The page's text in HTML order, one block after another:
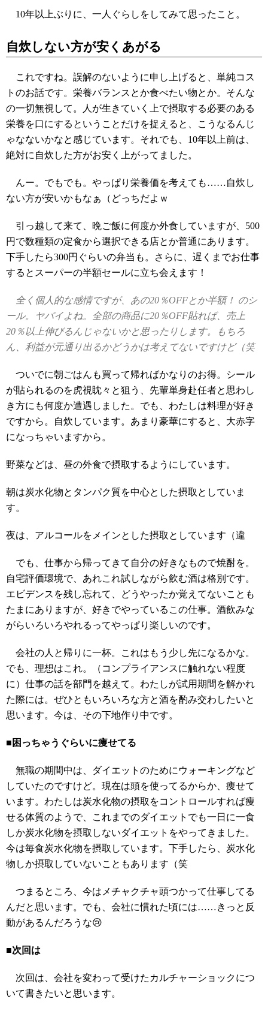
10年以上ぶりに、一人ぐらしをしてみて思ったこと。
自炊しない方が安くあがる
これですね。誤解のないように申し上げると、単純コス
トのお話です。栄養バランスとか食べたい物とか。そんな
の一切無視して。人が生きていく上で摂取する必要のある
栄養を口にするということだけを捉えると、こうなるんじ
ゃなないかなと感じています。それでも、10年以上前は、
絶対に自炊した方がお安く上がってました。
んー。でもでも。やっぱり栄養価を考えても……自炊し
ない方が安いかもなぁ（どっちだよｗ
引っ越して来て、晩ご飯に何度か外食していますが、500
円で数種類の定食から選択できる店とか普通にあります。
下手したら300円ぐらいの弁当も。さらに、遅くまでお仕事
するとスーパーの半額セールに立ち会えます！
全く個人的な感情ですが、あの20％OFFとか半額！ のシ
ール。ヤバイよね。全部の商品に20％OFF貼れば、売上
20％以上伸びるんじゃないかと思ったりします。もちろ
ん、利益が元通り出るかどうかは考えてないですけど（笑
ついでに朝ごはんも買って帰ればかなりのお得。シール
が貼られるのを虎視眈々と狙う、先輩単身赴任者と思わし
き方にも何度か遭遇しました。でも、わたしは料理が好き
ですから。自炊しています。あまり豪華にすると、大赤字
になっちゃいますから。
野菜などは、昼の外食で摂取するようにしています。
朝は炭水化物とタンパク質を中心とした摂取としていま
す。
夜は、アルコールをメインとした摂取としています（違
でも、仕事から帰ってきて自分の好きなもので焼酎を。
自宅評価環境で、あれこれ試しながら飲む酒は格別です。
エビデンスを残し忘れて、どうやったか覚えてないことも
たまにありますが、好きでやっているこの仕事。酒飲みな
がらいろいろやれるってやっぱり楽しいのです。
会社の人と帰りに一杯。これはもう少し先になるかな。
でも、理想はこれ。（コンプライアンスに触れない程度
に）仕事の話を部門を越えて。わたしが試用期間を解かれ
た際には。ぜひともいろいろな方と酒を酌み交わしたいと
思います。今は、その下地作り中です。
■困っちゃうぐらいに痩せてる
無職の期間中は、ダイエットのためにウォーキングなど
していたのですけど。現在は頭を使ってるからか、痩せて
います。わたしは炭水化物の摂取をコントロールすれば痩
せる体質のようで、これまでのダイエットでも一日に一食
しか炭水化物を摂取しないダイエットをやってきました。
今は毎食炭水化物を摂取しています。下手したら、炭水化
物しか摂取していないこともあります（笑
つまるところ、今はメチャクチャ頭つかって仕事してる
んだと思います。でも、会社に慣れた頃には……きっと反
動があるんだろうな😢
■次回は
次回は、会社を変わって受けたカルチャーショックにつ
いて書きたいと思います。